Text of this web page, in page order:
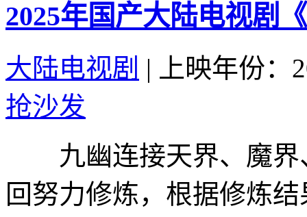
2025年国产大陆电视剧
大陆电视剧 |
上映年份：
抢沙发
九幽连接天界、魔界
回努力修炼，根据修炼